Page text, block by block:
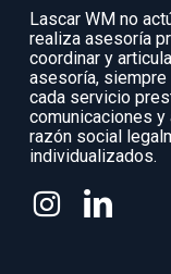
Lascar WM no
realiza asesoría
coordinar y
asesoría,
cada servicio
comunicaciones
razón social
individualizados.